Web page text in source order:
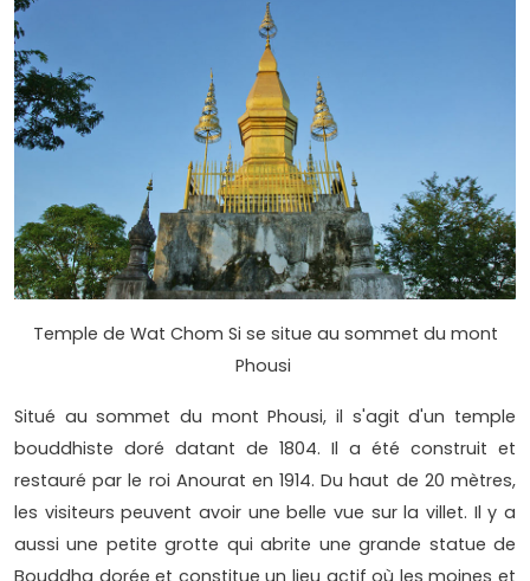
Temple de Wat Chom Si se situe au sommet du mont
Phousi
Situé au sommet du mont Phousi, il s'agit d'un temple
bouddhiste doré datant de 1804. Il a été construit et
restauré par le roi Anourat en 1914. Du haut de 20 mètres,
les visiteurs peuvent avoir une belle vue sur la villet. Il y a
aussi une petite grotte qui abrite une grande statue de